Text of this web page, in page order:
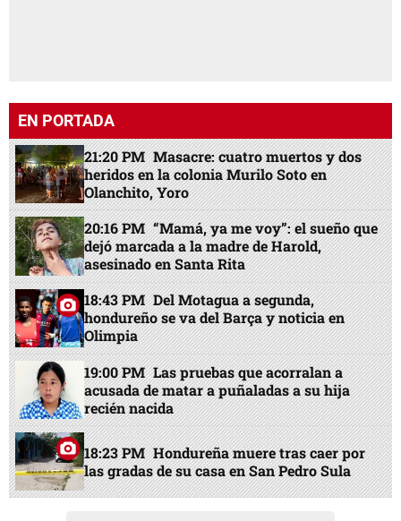
EN PORTADA
21:20 PM Masacre: cuatro muertos y dos
heridos en la colonia Murilo Soto en
Olanchito, Yoro
20:16 PM “Mamá, ya me voy”: el sueño que
dejó marcada a la madre de Harold,
asesinado en Santa Rita
18:43 PM Del Motagua a segunda,
hondureño se va del Barça y noticia en
Olimpia
19:00 PM Las pruebas que acorralan a
acusada de matar a puñaladas a su hija
recién nacida
18:23 PM Hondureña muere tras caer por
las gradas de su casa en San Pedro Sula